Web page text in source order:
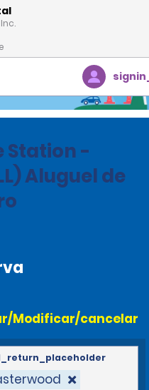
Texas
Station -
Aluguel de
Modificar/cancelar